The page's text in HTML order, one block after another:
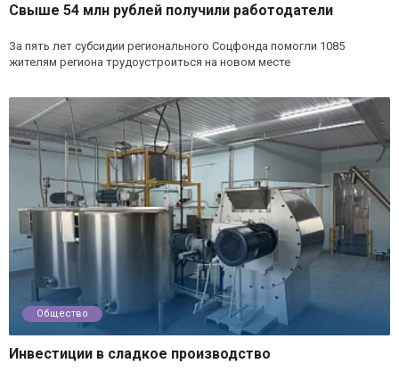
Свыше 54 млн рублей получили работодатели
За пять лет субсидии регионального Соцфонда помогли 1085
жителям региона трудоустроиться на новом месте
Общество
Инвестиции в сладкое производство